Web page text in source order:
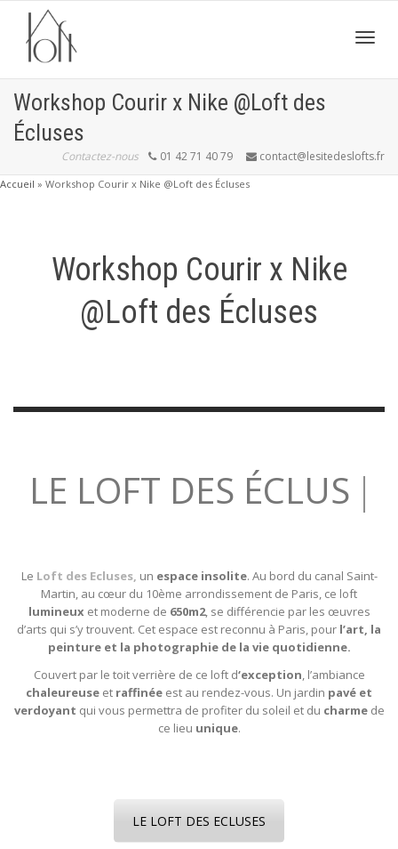
Workshop Courir x Nike @Loft des
Écluses
Contactez-nous 01 42 71 40 79 contact@lesitedeslofts.fr
Accueil » Workshop Courir x Nike @Loft des Écluses
Workshop Courir x Nike
@Loft des Écluses
LE LOFT DES ÉCLUSES
|
Loft des Ecluses,unespace insolite. Au bord du canal Saint-
Martin, au cœur du 10ème arrondissement de Paris, ce loft
lumineuxet moderne de650m2, se différencie par les œuvres
d’arts qui s’y trouvent. Cet espace est reconnu à Paris, pourl’art, la
Couvert par le toit verrière de ce loft d‘exception, l’ambiance
chaleureuseetraffinéeest au rendez-vous. Un jardinpavé et
qui vous permettra de profiter du soleil et du
LE LOFT DES ECLUSES